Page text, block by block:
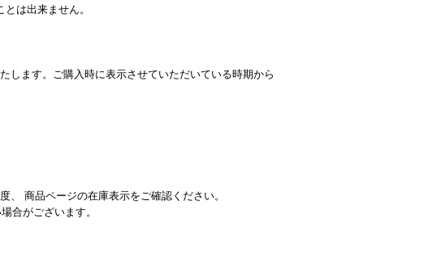
は出来ません。
します。ご購入時に表示させていただいている時期から
、 商品ページの在庫表示をご確認ください。
合がございます。